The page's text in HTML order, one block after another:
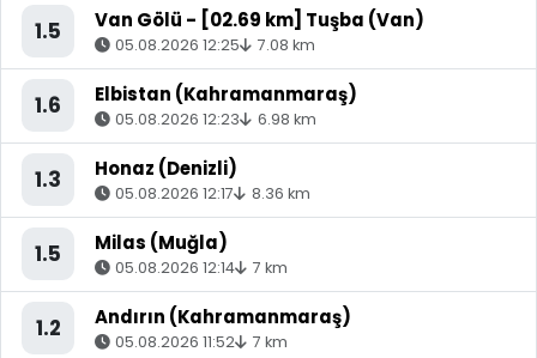
1.5 Van Gölü - [02.69 km] Tuşba (Van)
05.08.2026 12:25 7.08 km
1.6 Elbistan (Kahramanmaraş)
05.08.2026 12:23 6.98 km
1.3 Honaz (Denizli)
05.08.2026 12:17 8.36 km
1.5 Milas (Muğla)
05.08.2026 12:14 7 km
1.2 Andırın (Kahramanmaraş)
05.08.2026 11:52 7 km